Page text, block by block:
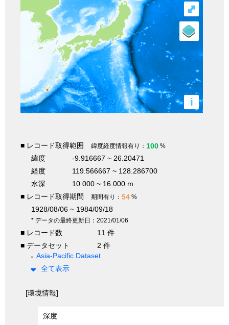
i
⤢
■ レコード取得範囲 緯度経度情報有り： 100 %
緯度
-9.916667 ~ 26.20471
経度
119.566667 ~ 128.286700
水深
10.000 ~ 16.000 m
■ レコード取得期間
期間有り： 54 %
1928/08/06 ~ 1984/09/18
* データの最終更新日：2021/01/06
■ レコード数
11 件
■ データセット
2 件
Asia-Pacific Dataset
全て表示
[環境情報]
深度